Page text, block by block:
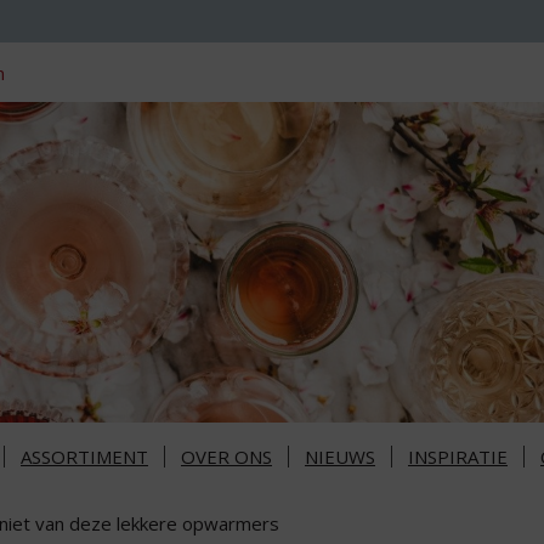
ASSORTIMENT OVER ONS NIEUWS INSPIRATIE
van deze lekkere opwarmers